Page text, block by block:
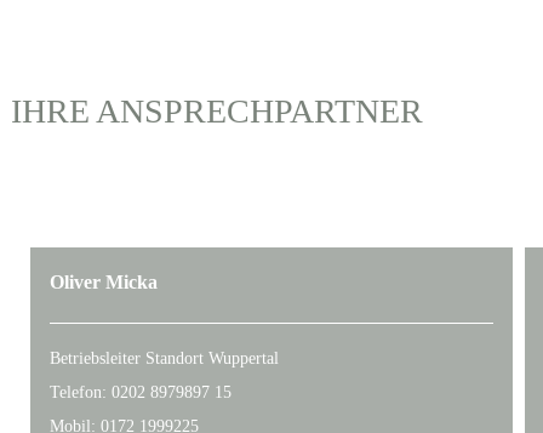
IHRE ANSPRECHPARTNER
Oliver Micka
Betriebsleiter Standort Wuppertal
Telefon: 0202 8979897 15
Mobil: 0172 1999225